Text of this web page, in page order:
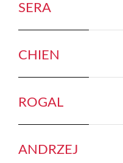
SERA
CHIEN
ROGAL
ANDRZEJ